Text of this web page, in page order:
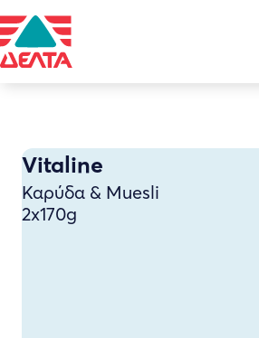
Vitaline
Καρύδα & Muesli
2x170g